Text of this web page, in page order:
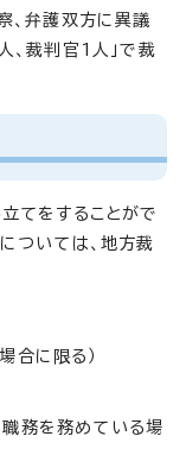
、弁護双方に異議
、裁判官1人」で裁
てをすることがで
ついては、地方裁
合に限る）
務を務めている場